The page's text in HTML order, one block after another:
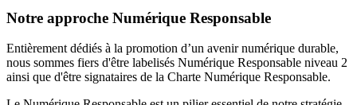
Notre approche Numérique Responsable
Entièrement dédiés à la promotion d’un avenir numérique durable,
nous sommes fiers d'être labelisés Numérique Responsable niveau 2
ainsi que d'être signataires de la Charte Numérique Responsable.